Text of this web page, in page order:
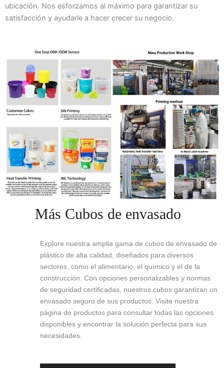
ubicación. Nos esforzamos al máximo para garantizar su
satisfacción y ayudarle a hacer crecer su negocio.
Más Cubos de envasado
Explore nuestra amplia gama de cubos de envasado de
plástico de alta calidad, diseñados para diversos
sectores, como el alimentario, el químico y el de la
construcción. Con opciones personalizables y normas
de seguridad certificadas, nuestros cubos garantizan un
envasado seguro de sus productos. Visite nuestra
página de productos para consultar todas las opciones
disponibles y encontrar la solución perfecta para sus
necesidades.